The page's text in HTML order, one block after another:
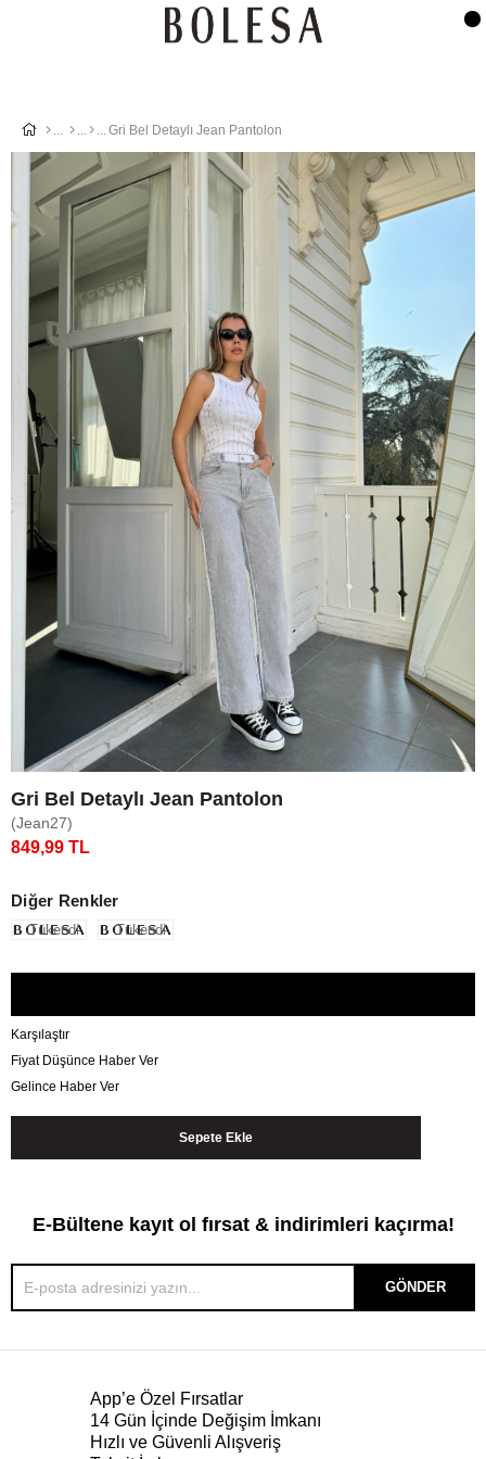
Gri Bel Detaylı Jean Pantolon
Gri Bel Detaylı Jean Pantolon
(Jean27)
849,99 TL
Diğer Renkler
Tükendi Tükendi
Karşılaştır
Fiyat Düşünce Haber Ver
Gelince Haber Ver
E-Bültene kayıt ol fırsat & indirimleri kaçırma!
GÖNDER
App’e Özel Fırsatlar
14 Gün İçinde Değişim İmkanı
Hızlı ve Güvenli Alışveriş